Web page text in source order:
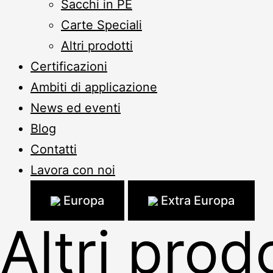
Sacchi in PE
Carte Speciali
Altri prodotti
Certificazioni
Ambiti di applicazione
News ed eventi
Blog
Contatti
Lavora con noi
Europa Extra Europa
Altri